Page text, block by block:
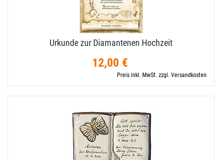
Urkunde zur Diamantenen Hochzeit
12,00 €
Preis inkl. MwSt. zzgl. Versandkosten